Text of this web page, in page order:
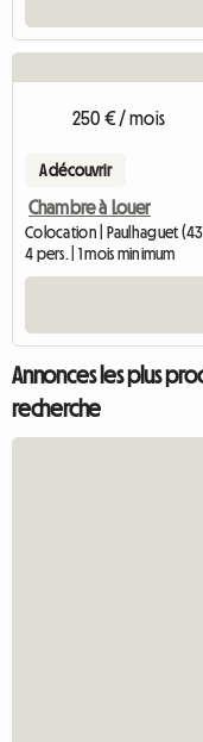
Accéder à l'annonce
250 € / mois
A découvrir
Chambre à Louer
Colocation | Paulhaguet
4 pers. | 1 mois minimum
Annonces les plus
recherche